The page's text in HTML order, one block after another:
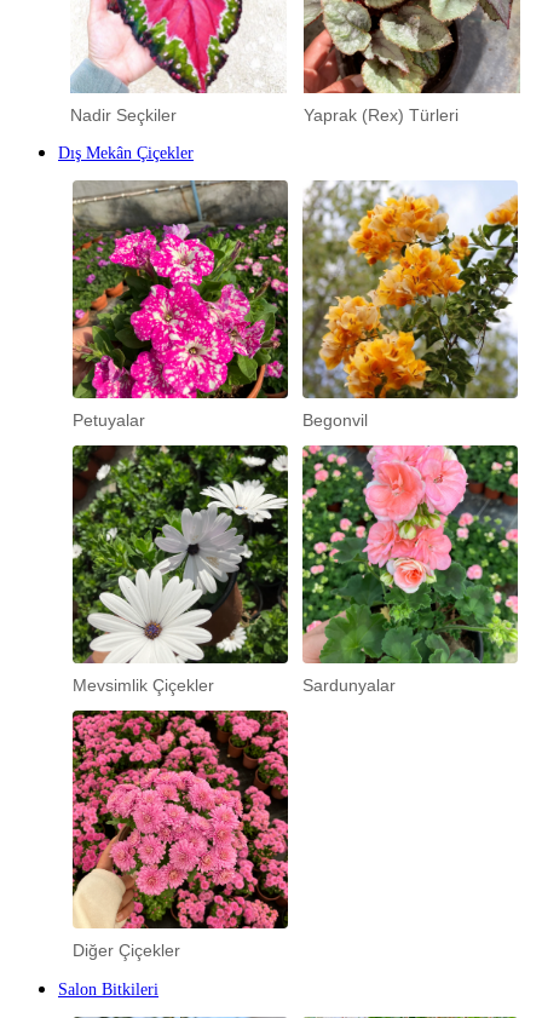
Nadir Seçkiler Yaprak (Rex) Türleri
Dış Mekân Çiçekler
Petuyalar Begonvil
Mevsimlik Çiçekler Sardunyalar
Diğer Çiçekler
Salon Bitkileri